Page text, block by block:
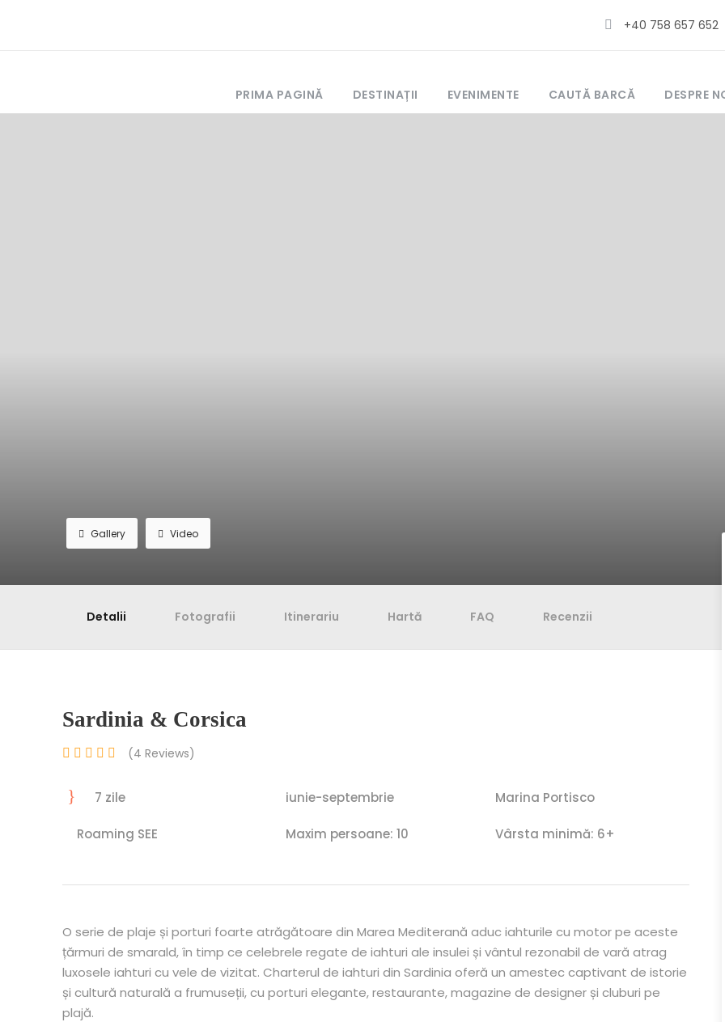
+40 758 657 652
PRIMA PAGINĂ DESTINAȚII EVENIMENTE CAUTĂ BARCĂ DESPRE
Gallery Video
Detalii Fotografii Itinerariu Hartă FAQ Recenzii
Sardinia & Corsica
(4 Reviews)
7 zile iunie-septembrie Marina Portisco
Roaming SEE Maxim persoane: 10 Vârsta minimă: 6+
O serie de plaje și porturi foarte atrăgătoare din Marea Mediterană aduc iahturile cu motor pe aceste
țărmuri de smarald, în timp ce celebrele regate de iahturi ale insulei și vântul rezonabil de vară atrag
luxosele iahturi cu vele de vizitat. Charterul de iahturi din Sardinia oferă un amestec captivant de istorie
și cultură naturală a frumuseții, cu porturi elegante, restaurante, magazine de designer și cluburi pe
plajă.